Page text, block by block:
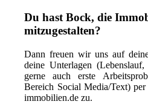
Du hast Bock, die
mitzugestalten?
Dann freuen wir uns auf
deine Unterlagen
gerne auch erste
Bereich Social Media/Text)
immobilien.de zu.